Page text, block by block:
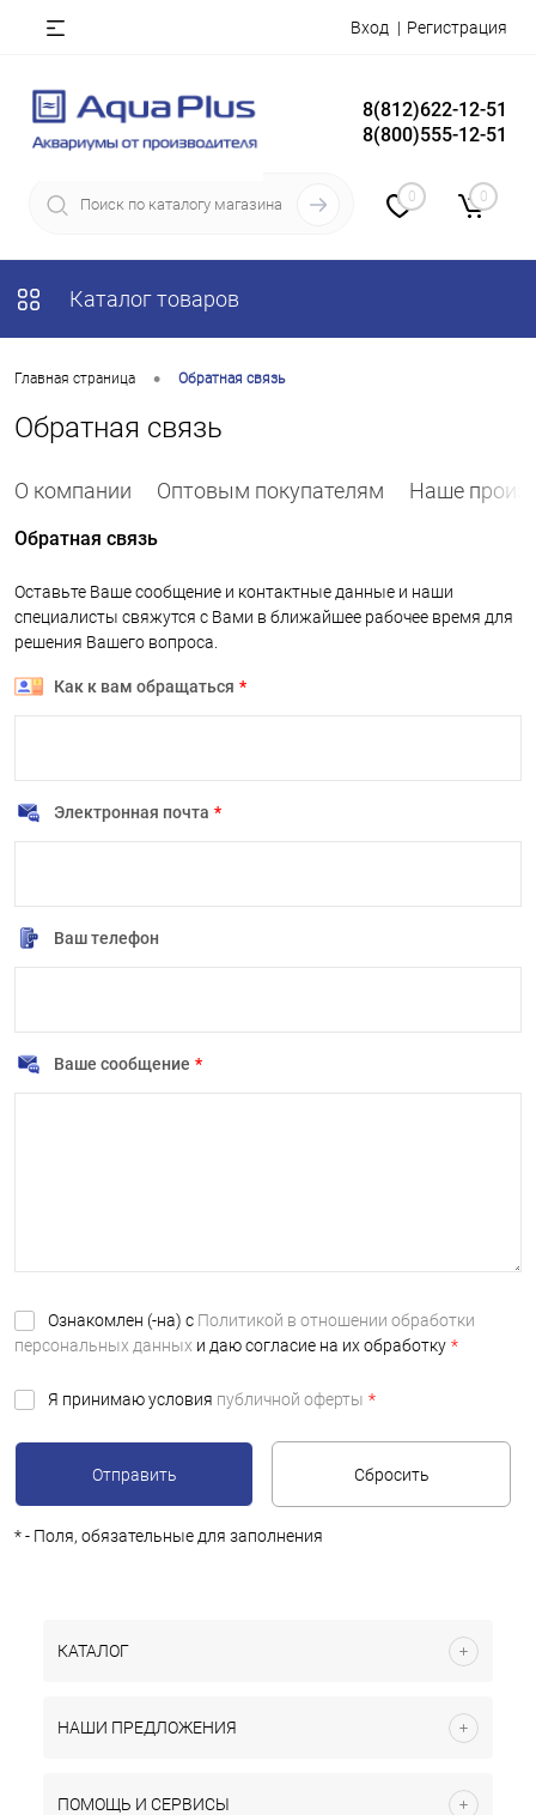
Вход Регистрация
8(812)622-12-51
8(800)555-12-51
0 0
Каталог товаров
Главная страница • Обратная связь
Обратная связь
О компании Оптовым покупателям Наше
Обратная связь
Оставьте Ваше сообщение и контактные данные и наши
специалисты свяжутся с Вами в ближайшее рабочее время для
решения Вашего вопроса.
Как к вам обращаться *
Электронная почта *
Ваш телефон
Ваше сообщение *
Ознакомлен (-на) с Политикой в отношении обработки
персональных данных и даю согласие на их обработку *
Я принимаю условия публичной оферты *
*- Поля, обязательные для заполнения
КАТАЛОГ
НАШИ ПРЕДЛОЖЕНИЯ
ПОМОЩЬ И СЕРВИСЫ